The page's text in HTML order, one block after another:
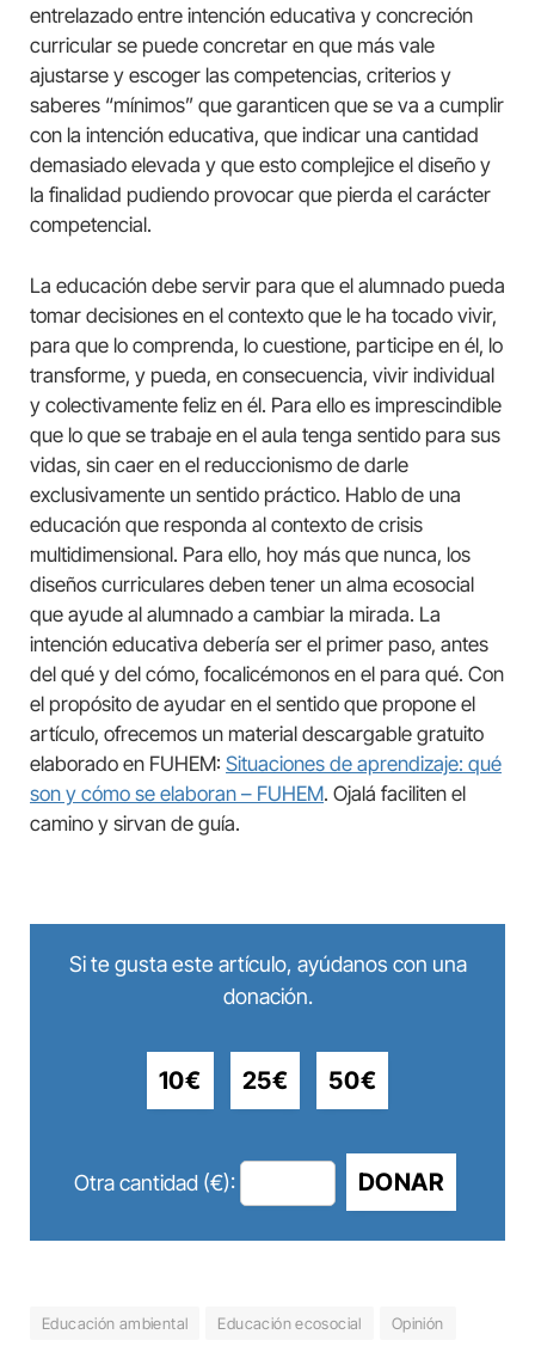
entrelazado entre intención educativa y concreción
curricular se puede concretar en que más vale
ajustarse y escoger las competencias, criterios y
saberes “mínimos” que garanticen que se va a cumplir
con la intención educativa, que indicar una cantidad
demasiado elevada y que esto complejice el diseño y
la finalidad pudiendo provocar que pierda el carácter
competencial.
La educación debe servir para que el alumnado pueda
tomar decisiones en el contexto que le ha tocado vivir,
para que lo comprenda, lo cuestione, participe en él, lo
transforme, y pueda, en consecuencia, vivir individual
y colectivamente feliz en él. Para ello es imprescindible
que lo que se trabaje en el aula tenga sentido para sus
vidas, sin caer en el reduccionismo de darle
exclusivamente un sentido práctico. Hablo de una
educación que responda al contexto de crisis
multidimensional. Para ello, hoy más que nunca, los
diseños curriculares deben tener un alma ecosocial
que ayude al alumnado a cambiar la mirada. La
intención educativa debería ser el primer paso, antes
del qué y del cómo, focalicémonos en el para qué. Con
el propósito de ayudar en el sentido que propone el
artículo, ofrecemos un material descargable gratuito
elaborado en FUHEM: Situaciones de aprendizaje: qué
son y cómo se elaboran – FUHEM. Ojalá faciliten el
camino y sirvan de guía.
Si te gusta este artículo, ayúdanos con una
donación.
10€ 25€ 50€
Otra cantidad (€): DONAR
Educación ambiental Educación ecosocial Opinión